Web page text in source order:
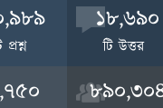
প্রশ্ন
18,690
টি উত্তর